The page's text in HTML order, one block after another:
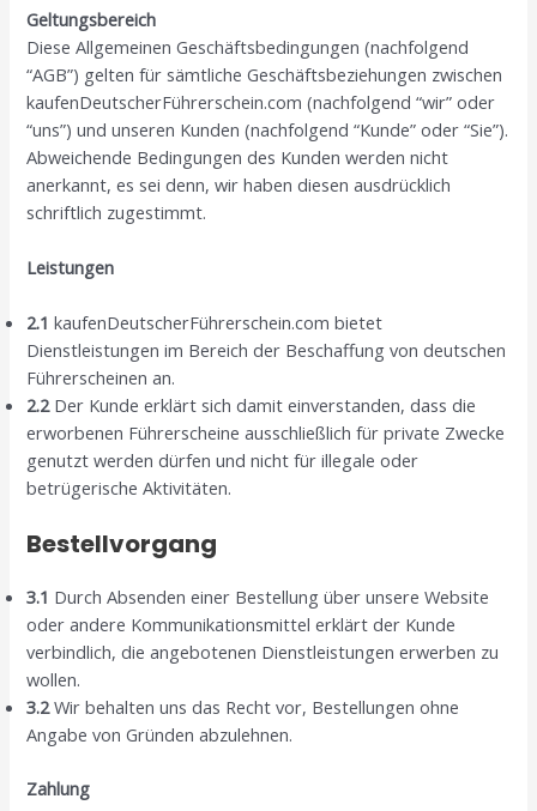
Geltungsbereich
Diese Allgemeinen Geschäftsbedingungen (nachfolgend
“AGB”) gelten für sämtliche Geschäftsbeziehungen zwischen
kaufenDeutscherFührerschein.com (nachfolgend “wir” oder
“uns”) und unseren Kunden (nachfolgend “Kunde” oder “Sie”).
Abweichende Bedingungen des Kunden werden nicht
anerkannt, es sei denn, wir haben diesen ausdrücklich
schriftlich zugestimmt.
Leistungen
2.1 kaufenDeutscherFührerschein.com bietet
Dienstleistungen im Bereich der Beschaffung von deutschen
Führerscheinen an.
2.2Der Kunde erklärt sich damit einverstanden, dass die
erworbenen Führerscheine ausschließlich für private Zwecke
genutzt werden dürfen und nicht für illegale oder
betrügerische Aktivitäten.
Bestellvorgang
3.1 Durch Absenden einer Bestellung über unsere Website
oder andere Kommunikationsmittel erklärt der Kunde
verbindlich, die angebotenen Dienstleistungen erwerben zu
wollen.
3.2Wir behalten uns das Recht vor, Bestellungen ohne
Angabe von Gründen abzulehnen.
Zahlung